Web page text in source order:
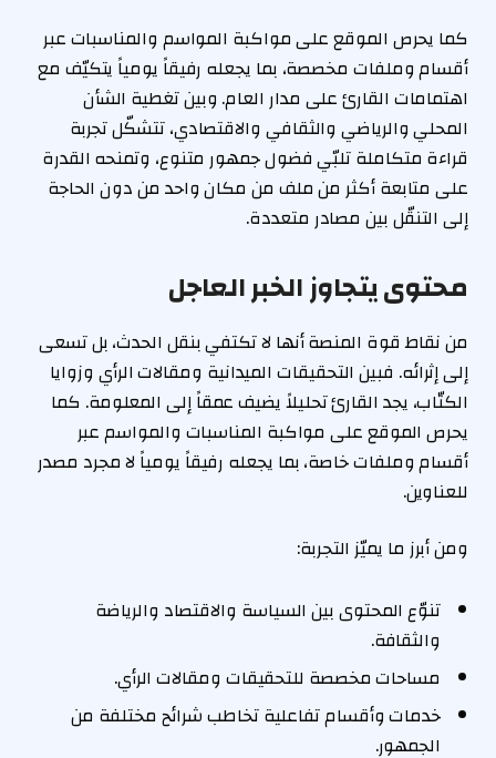
كما يحرص الموقع على مواكبة المواسم والمناسبات عبر
أقسام وملفات مخصصة، بما يجعله رفيقاً يومياً يتكيّف مع
اهتمامات القارئ على مدار العام. وبين تغطية الشأن
المحلي والرياضي والثقافي والاقتصادي، تتشكّل تجربة
قراءة متكاملة تلبّي فضول جمهور متنوع، وتمنحه القدرة
على متابعة أكثر من ملف من مكان واحد من دون الحاجة
إلى التنقّل بين مصادر متعددة.
محتوى يتجاوز الخبر العاجل
من نقاط قوة المنصة أنها لا تكتفي بنقل الحدث، بل تسعى
إلى إثرائه. فبين التحقيقات الميدانية ومقالات الرأي وزوايا
الكتّاب، يجد القارئ تحليلاً يضيف عمقاً إلى المعلومة. كما
يحرص الموقع على مواكبة المناسبات والمواسم عبر
أقسام وملفات خاصة، بما يجعله رفيقاً يومياً لا مجرد مصدر
للعناوين.
ومن أبرز ما يميّز التجربة:
تنوّع المحتوى بين السياسة والاقتصاد والرياضة
والثقافة.
مساحات مخصصة للتحقيقات ومقالات الرأي.
خدمات وأقسام تفاعلية تخاطب شرائح مختلفة من
الجمهور.